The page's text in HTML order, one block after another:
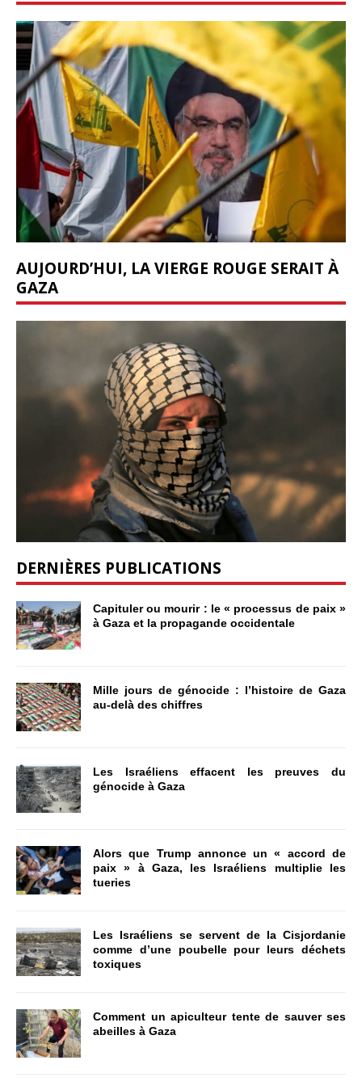
AUJOURD’HUI, LA VIERGE ROUGE SERAIT À
GAZA
DERNIÈRES PUBLICATIONS
Capituler ou mourir : le « processus de paix »
à Gaza et la propagande occidentale
Mille jours de génocide : l’histoire de Gaza
au-delà des chiffres
Les Israéliens effacent les preuves du
génocide à Gaza
Alors que Trump annonce un « accord de
paix » à Gaza, les Israéliens multiplie les
tueries
Les Israéliens se servent de la Cisjordanie
comme d’une poubelle pour leurs déchets
toxiques
Comment un apiculteur tente de sauver ses
abeilles à Gaza